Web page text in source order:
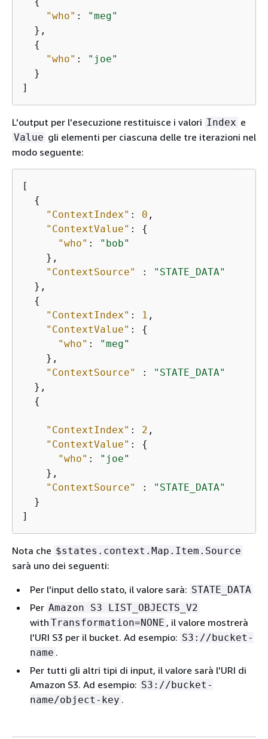
"who" :
"meg"
  },
{
"who" :
"joe"
  }
]
L'output per l'esecuzione restituisce i valori Index e
Value gli elementi per ciascuna delle tre iterazioni nel
modo seguente:
[
{
"ContextIndex" : 0 ,
"ContextValue" : {
"who" :
"bob"
    },
"ContextSource"
:
"STATE_DATA"
  },
{
"ContextIndex" : 1 ,
"ContextValue" : {
"who" :
"meg"
    },
"ContextSource"
:
"STATE_DATA"
  },
{
"ContextIndex" : 2 ,
"ContextValue" : {
"who" :
"joe"
    },
"ContextSource"
:
"STATE_DATA"
  }
]
Nota che $states.context.Map.Item.Source
sarà uno dei seguenti:
Per l'input dello stato, il valore sarà: STATE_DATA
Per Amazon S3 LIST_OBJECTS_V2
with Transformation=NONE , il valore mostrerà
l'URI S3 per il bucket. Ad esempio: S3://bucket-
name .
Per tutti gli altri tipi di input, il valore sarà l'URI di
Amazon S3. Ad esempio: S3://bucket-
name/object-key .